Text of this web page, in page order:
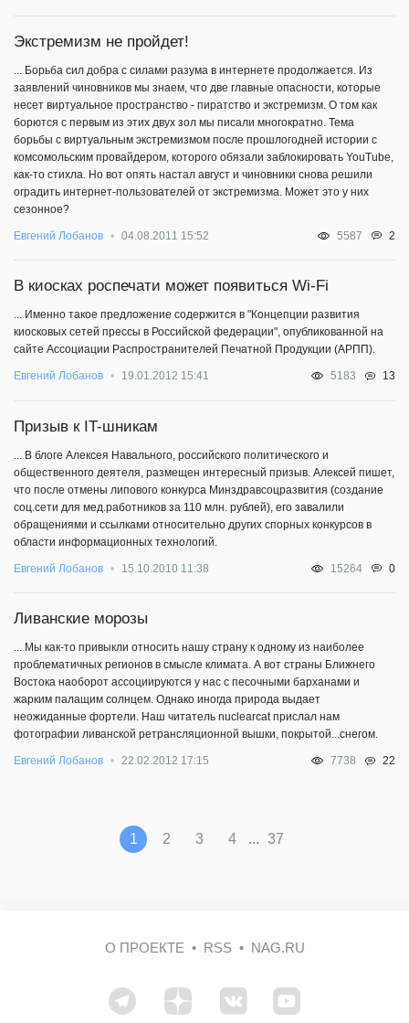
Экстремизм не пройдет!
... Борьба сил добра с силами разума в интернете продолжается. Из
заявлений чиновников мы знаем, что две главные опасности, которые
несет виртуальное пространство - пиратство и экстремизм. О том как
борются с первым из этих двух зол мы писали многократно. Тема
борьбы с виртуальным экстремизмом после прошлогодней истории с
комсомольским провайдером, которого обязали заблокировать YouTube,
как-то стихла. Но вот опять настал август и чиновники снова решили
оградить интернет-пользователей от экстремизма. Может это у них
сезонное?
Евгений Лобанов 04.08.2011 15:52 5587 2
В киосках роспечати может появиться Wi-Fi
... Именно такое предложение содержится в "Концепции развития
киосковых сетей прессы в Российской федерации", опубликованной на
сайте Ассоциации Распространителей Печатной Продукции (АРПП).
Евгений Лобанов 19.01.2012 15:41 5183 13
Призыв к IT-шникам
... В блоге Алексея Навального, российского политического и
общественного деятеля, размещен интересный призыв. Алексей пишет,
что после отмены липового конкурса Минздравсоцразвития (создание
соц.сети для мед.работников за 110 млн. рублей), его завалили
обращениями и ссылками относительно других спорных конкурсов в
области информационных технологий.
Евгений Лобанов 15.10.2010 11:38 15264 0
Ливанские морозы
... Мы как-то привыкли относить нашу страну к одному из наиболее
проблематичных регионов в смысле климата. А вот страны Ближнего
Востока наоборот ассоциируются у нас с песочными барханами и
жарким палащим солнцем. Однако иногда природа выдает
неожиданные фортели. Наш читатель nuclearcat прислал нам
фотографии ливанской ретрансляционной вышки, покрытой...снегом.
Евгений Лобанов 22.02.2012 17:15 7738 22
1 2 3 4 ... 37
О ПРОЕКТЕ RSS NAG.RU